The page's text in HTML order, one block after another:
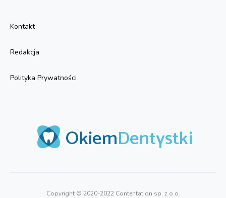
Kontakt
Redakcja
Polityka Prywatności
Copyright © 2020-2022 Contentation sp. z o.o.